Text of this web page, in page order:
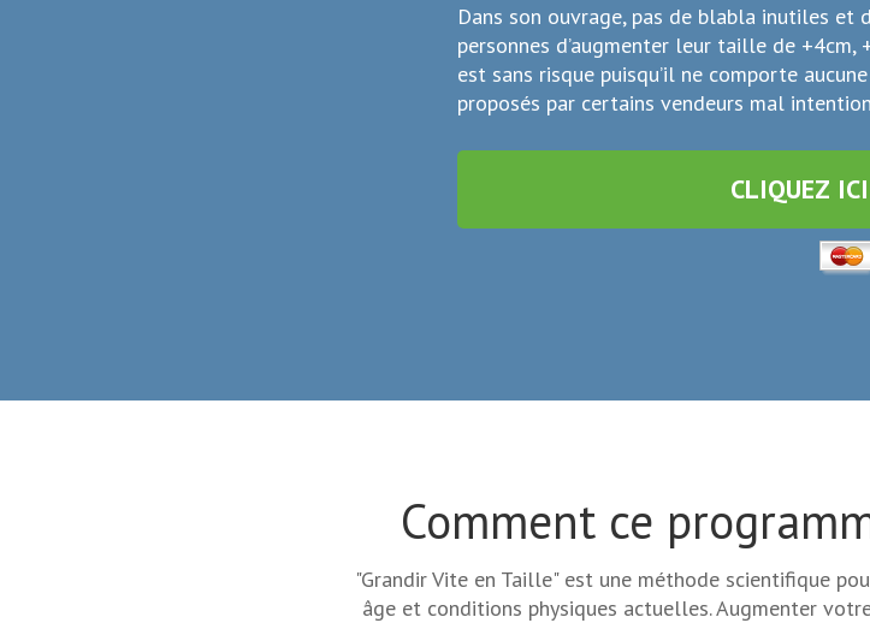
Dans son ouvrage, pas de blabla inutiles et
personnes d’augmenter leur taille de +4cm,
est sans risque puisqu’il ne comporte
proposés par certains vendeurs mal
CLIQUEZ
Comment ce
"Grandir Vite en Taille" est une méthode scientifique
âge et conditions physiques actuelles. Augmenter